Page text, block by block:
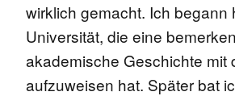
wirklich gemacht. Ich begann
Universität, die eine
akademische Geschichte mit
aufzuweisen hat. Später bat